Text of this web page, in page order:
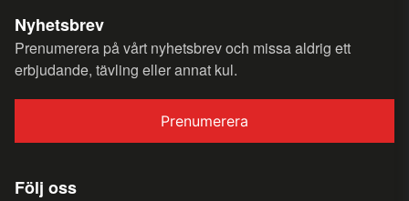
Nyhetsbrev
Prenumerera på vårt nyhetsbrev och missa aldrig ett
erbjudande, tävling eller annat kul.
Prenumerera
Följ oss